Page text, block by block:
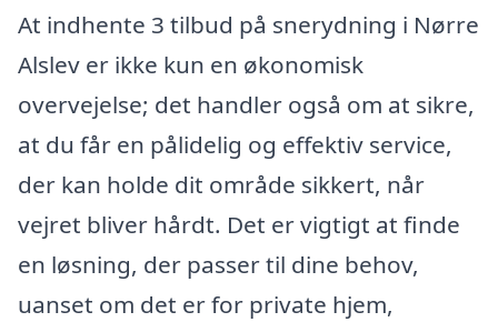
At indhente 3 tilbud på snerydning i Nørre
Alslev er ikke kun en økonomisk
overvejelse; det handler også om at sikre,
at du får en pålidelig og effektiv service,
der kan holde dit område sikkert, når
vejret bliver hårdt. Det er vigtigt at finde
en løsning, der passer til dine behov,
uanset om det er for private hjem,